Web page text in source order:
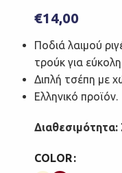
€14,00
Ποδιά λαιμού
τρούκ για
Διπλή τσέπη με
Ελληνικό προϊόν.
COLOR